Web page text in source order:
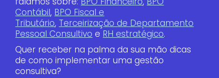
Contábil, BPO Fiscal e
Tributário, Terceirização de Departamento
Pessoal Consultivo e RH estratégico.
Quer receber na palma da sua mão dicas
de como implementar uma gestão
consultiva?